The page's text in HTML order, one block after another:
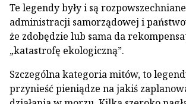
Te legendy były i są
administracji samorządowej i
że zdobędzie lub sama da
„katastrofę ekologiczną”.
Szczególna kategoria mitów, to
przynieść pieniądze na jakiś